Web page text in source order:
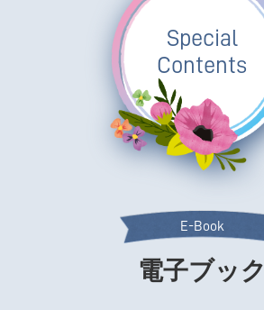
Special
Contents
E-Book
電子ブック